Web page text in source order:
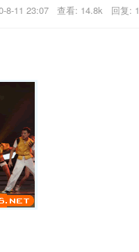
8-11 23:07 查看: 14.8k 回复: